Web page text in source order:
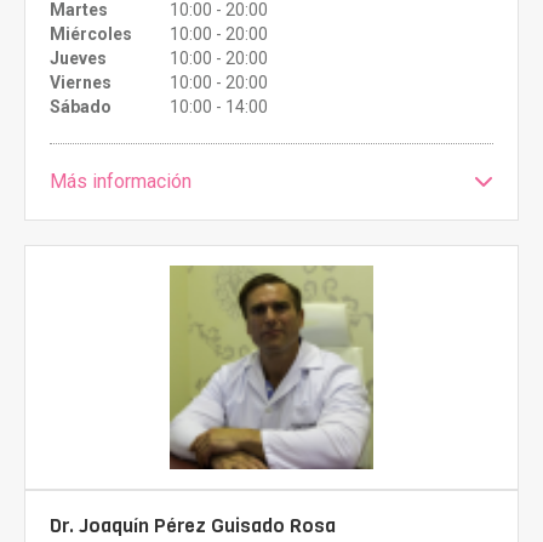
Martes
10:00 - 20:00
Miércoles
10:00 - 20:00
Jueves
10:00 - 20:00
Viernes
10:00 - 20:00
Sábado
10:00 - 14:00
Más información
Dr. Joaquín Pérez Guisado Rosa